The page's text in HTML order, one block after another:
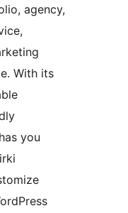
agency,
With its
you